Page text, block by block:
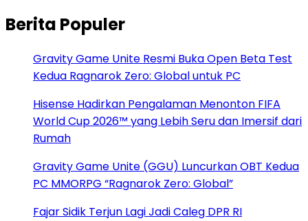
Berita Populer
Gravity Game Unite Resmi Buka Open Beta Test
Kedua Ragnarok Zero: Global untuk PC
Hisense Hadirkan Pengalaman Menonton FIFA
World Cup 2026™ yang Lebih Seru dan Imersif dari
Rumah
Gravity Game Unite (GGU) Luncurkan OBT Kedua
PC MMORPG “Ragnarok Zero: Global”
Fajar Sidik Terjun Lagi Jadi Caleg DPR RI